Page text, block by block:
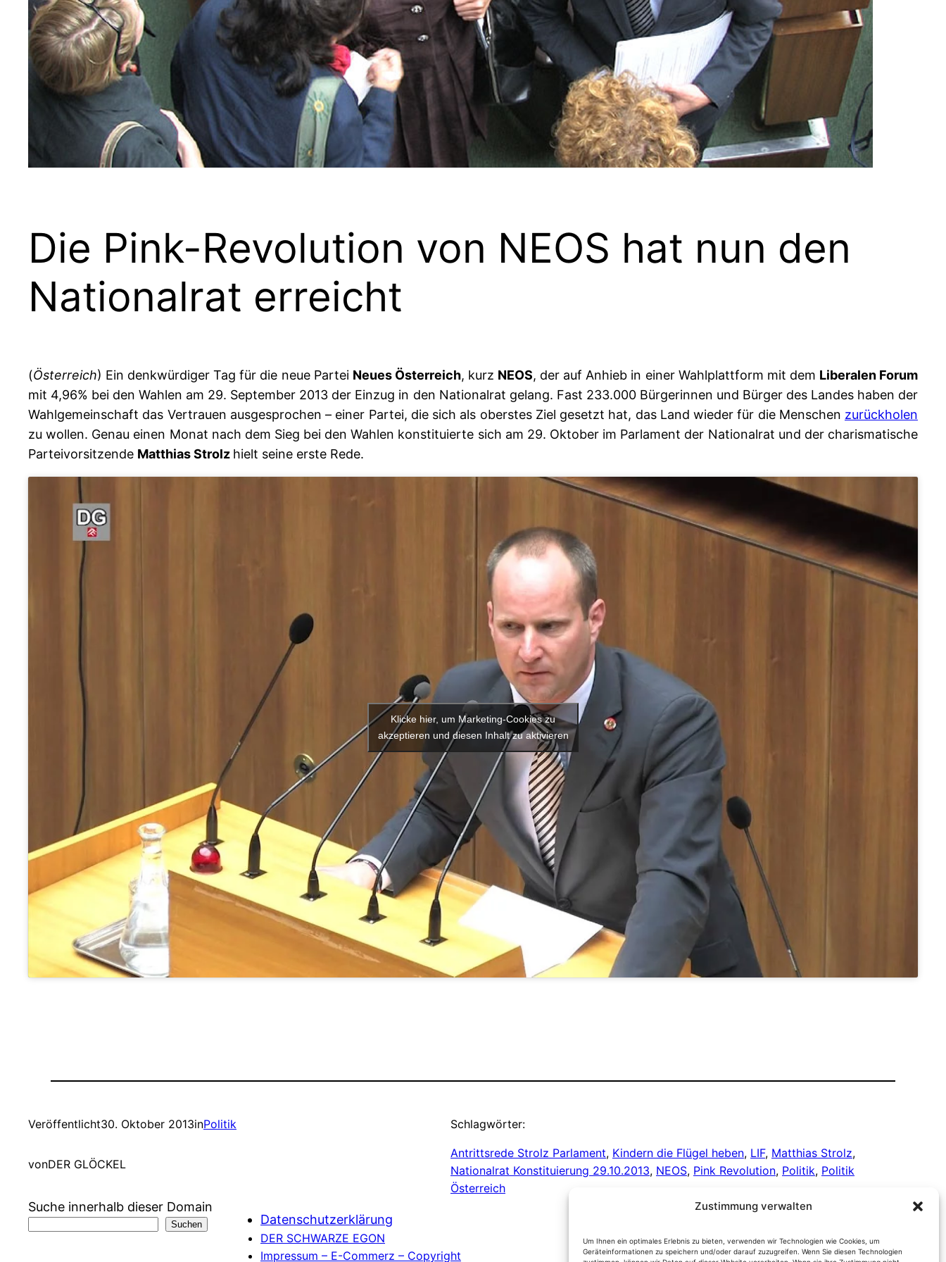
Zustimmung verwalten
Um Ihnen ein optimales Erlebnis zu bieten, verwenden wir Technologien wie Cookies, um
Geräteinformationen zu speichern und/oder darauf zuzugreifen. Wenn Sie diesen Technologien
Die Pink-Revolution von NEOS hat nun den
Nationalrat erreicht
(Österreich) Ein denkwürdiger Tag für die neue Partei Neues Österreich, kurz NEOS, der auf Anhieb in einer Wahlplattform mit dem Liberalen Forum
mit 4,96% bei den Wahlen am 29. September 2013 der Einzug in den Nationalrat gelang. Fast 233.000 Bürgerinnen und Bürger des Landes haben der
Wahlgemeinschaft das Vertrauen ausgesprochen – einer Partei, die sich als oberstes Ziel gesetzt hat, das Land wieder für die Menschen zurückholen
zu wollen. Genau einen Monat nach dem Sieg bei den Wahlen konstituierte sich am 29. Oktober im Parlament der Nationalrat und der charismatische
Parteivorsitzende Matthias Strolz hielt seine erste Rede.
Klicke hier, um Marketing-Cookies zu
akzeptieren und diesen Inhalt zu aktivieren
Veröffentlicht30. Oktober 2013inPolitik
vonDER GLÖCKEL
Schlagwörter:
Antrittsrede Strolz Parlament, Kindern die Flügel heben, LIF, Matthias Strolz
Nationalrat Konstituierung 29.10.2013, NEOS, Pink Revolution, Politik, Politik
Österreich
Suche innerhalb dieser Domain
Suchen Datenschutzerklärung
DER SCHWARZE EGON
Impressum – E-Commerz – Copyright